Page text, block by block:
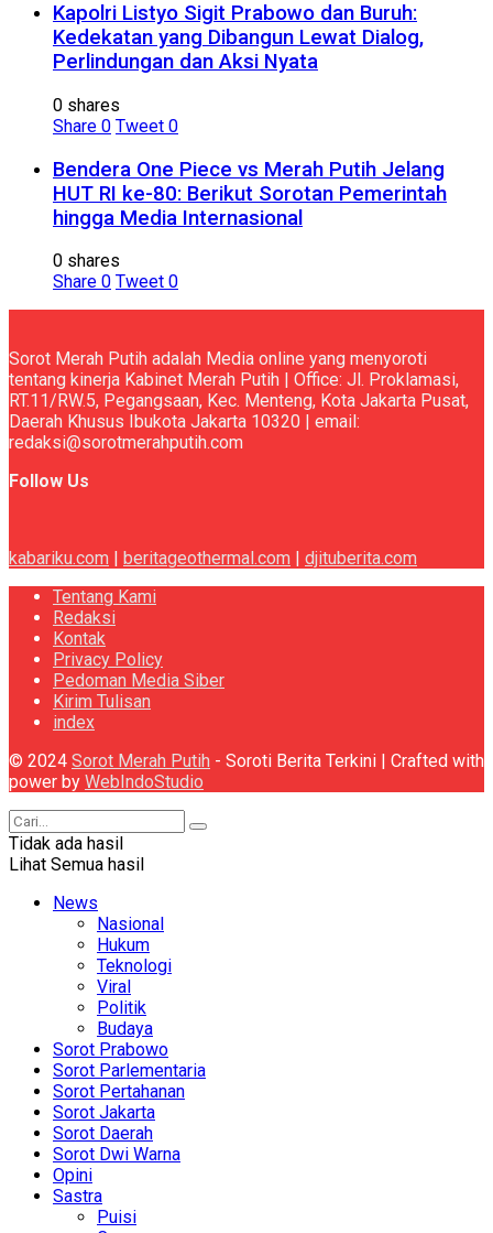
Kapolri Listyo Sigit Prabowo dan Buruh:
Kedekatan yang Dibangun Lewat Dialog,
Perlindungan dan Aksi Nyata
0 shares
Share 0 Tweet 0
Bendera One Piece vs Merah Putih Jelang
HUT RI ke-80: Berikut Sorotan Pemerintah
hingga Media Internasional
0 shares
Share 0 Tweet 0
Sorot Merah Putih adalah Media online yang menyoroti
tentang kinerja Kabinet Merah Putih | Office: Jl. Proklamasi,
RT.11/RW.5, Pegangsaan, Kec. Menteng, Kota Jakarta Pusat,
Daerah Khusus Ibukota Jakarta 10320 | email:
redaksi@sorotmerahputih.com
Follow Us
kabariku.com beritageothermal.com
djituberita.com
Tentang Kami
Redaksi
Kontak
Privacy Policy
Pedoman Media Siber
Kirim Tulisan
index
© 2024 Sorot Merah Putih - Soroti Berita Terkini | Crafted with
power by WebIndoStudio
Tidak ada hasil
Lihat Semua hasil
News
Nasional
Hukum
Teknologi
Viral
Politik
Budaya
Sorot Prabowo
Sorot Parlementaria
Sorot Pertahanan
Sorot Jakarta
Sorot Daerah
Sorot Dwi Warna
Opini
Sastra
Puisi